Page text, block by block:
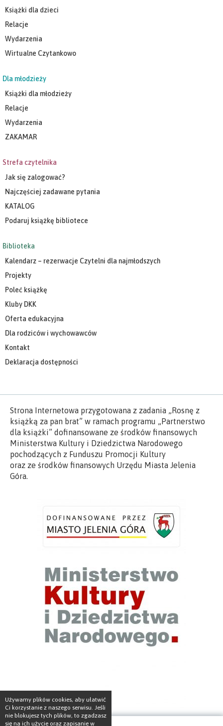
Książki dla dzieci
Relacje
Wydarzenia
Wirtualne Czytankowo
Dla młodzieży
Książki dla młodzieży
Relacje
Wydarzenia
ZAKAMAR
Strefa czytelnika
Jak się zalogować?
Najczęściej zadawane pytania
KATALOG
Podaruj książkę bibliotece
Biblioteka
Kalendarz – rezerwacje Czytelni dla najmłodszych
Projekty
Poleć książkę
Kluby DKK
Oferta edukacyjna
Dla rodziców i wychowawców
Kontakt
Deklaracja dostępności
Strona Internetowa przygotowana z zadania „Rosnę z
książką za pan brat” w ramach programu „Partnerstwo
dla książki” dofinansowane ze środków finansowych
Ministerstwa Kultury i Dziedzictwa Narodowego
pochodzących z Funduszu Promocji Kultury
oraz ze środków finansowych Urzędu Miasta Jelenia
Góra.
Używamy plików cookies, aby ułatwić
Ci korzystanie z naszego serwisu. Jeśli
nie blokujesz tych plików, to zgadzasz
się na ich użycie oraz zapisanie w